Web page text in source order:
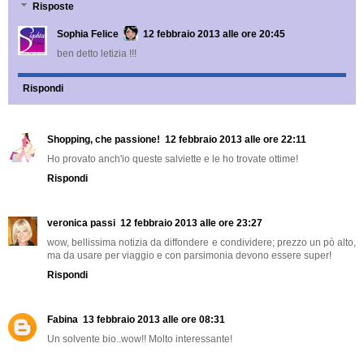
Risposte
Sophia Felice
12 febbraio 2013 alle ore 20:45
ben detto letizia !!!
Rispondi
Shopping, che passione! 12 febbraio 2013 alle ore 22:11
Ho provato anch'io queste salviette e le ho trovate ottime!
Rispondi
veronica passi 12 febbraio 2013 alle ore 23:27
wow, bellissima notizia da diffondere e condividere; prezzo un pò alto,
ma da usare per viaggio e con parsimonia devono essere super!
Rispondi
Fabina 13 febbraio 2013 alle ore 08:31
Un solvente bio..wow!! Molto interessante!